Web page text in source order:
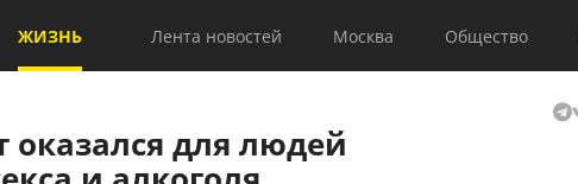
ЖИЗНЬ Лента новостей Москва Общество
оказался для людей